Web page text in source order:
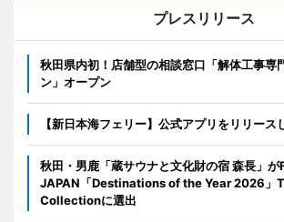
プレスリリース
秋田県内初！店舗型の相談窓口「解体工事専
ン」オープン
【新日本海フェリー】公式アプリをリリース
秋田・男鹿「蔵サウナと文化財の宿 森長」
JAPAN「Destinations of the Year 2026」
Collectionに選出